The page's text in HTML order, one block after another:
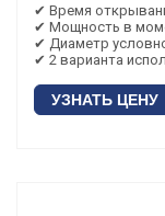
✔ Время
✔ Мощность в
✔ Диаметр
✔ 2 варианта
УЗНАТЬ ЦЕНУ